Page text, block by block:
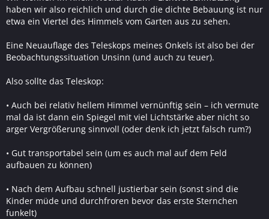
haben wir also reichlich und durch die dichte Bebauung ist nur
etwa ein Viertel des Himmels vom Garten aus zu sehen.
Eine Neuauflage des Teleskops meines Onkels ist also bei der
Beobachtungssituation Unsinn (und auch zu teuer).
Also sollte das Teleskop:
• Auch bei relativ hellem Himmel vernünftig sein – ich vermute
mal da ist dann ein Spiegel mit viel Lichtstärke aber nicht so
arger Vergrößerung sinnvoll (oder denk ich jetzt falsch rum?)
• Gut transportabel sein (um es auch mal auf dem Feld
aufbauen zu können)
• Nach dem Aufbau schnell justierbar sein (sonst sind die
Kinder müde und durchfroren bevor das erste Sternchen
funkelt)